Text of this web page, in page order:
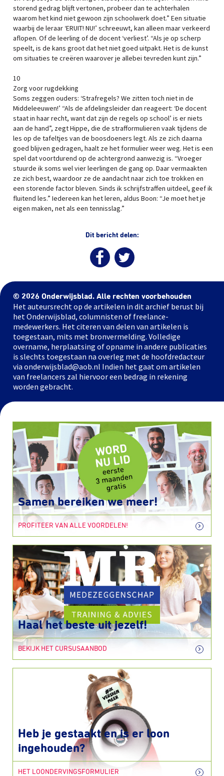
storend gedrag blijft vertonen, probeer dan te achterhalen
waarom het kind niet gewoon zijn schoolwerk doet.” Een situatie
waarbij de leraar ‘ERUIT! NU!’ schreeuwt, kan alleen maar verkeerd
aflopen. Of de leerling of de docent ‘verliest’. “Als je op scherp
speelt, is de kans groot dat het niet goed uitpakt. Het is de kunst
om situaties te creëren waarover je allebei tevreden kunt zijn.”
10
Zorg voor rugdekking
Soms zeggen ouders: ‘Strafregels? We zitten toch niet in de
Middeleeuwen!’ “Als de afdelingsleider dan reageert: ‘De docent
staat in haar recht, want dat zijn de regels op school’ is er niets
aan de hand”, zegt Hippe, die de strafformulieren vaak tijdens de
les op de tafeltjes van de boosdoeners legt. Als ze zich daarna
goed blijven gedragen, haalt ze het formulier weer weg. Het is een
spel dat voortdurend op de achtergrond aanwezig is. “Vroeger
stuurde ik soms wel vier leerlingen de gang op. Daar vermaakten
ze zich best, waardoor ze de aandacht naar zich toe trokken en
een storende factor bleven. Sinds ik schrijfstraffen uitdeel, geef ik
fluitend les.” Iedereen kan het leren, aldus Boon: “Je moet het je
eigen maken, net als een tennisslag.”
Dit bericht delen:
© 2026 Onderwijsblad. Alle rechten voorbehouden
Het auteursrecht op de artikelen in dit archief berust bij
het Onderwijsblad, columnisten of freelance-
medewerkers. Het citeren van delen van artikelen is
toegestaan, mits met bronvermelding. Volledige
overname, herplaatsing of opname in andere publicaties
is slechts toegestaan na overleg met de hoofdredacteur
via onderwijsblad@aob.nl Indien het gaat om artikelen
van freelancers zal hiervoor een bedrag in rekening
worden gebracht.
Samen bereiken we meer!
PROFITEER VAN ALLE VOORDELEN!
Haal het beste uit jezelf!
BEKIJK HET CURSUSAANBOD
Heb je gestaakt en is er loon
ingehouden?
HET LOONDERVINGSFORMULIER